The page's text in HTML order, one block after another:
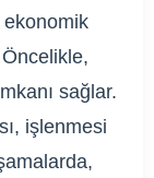
ekonomik
sağlar.
işlenmesi